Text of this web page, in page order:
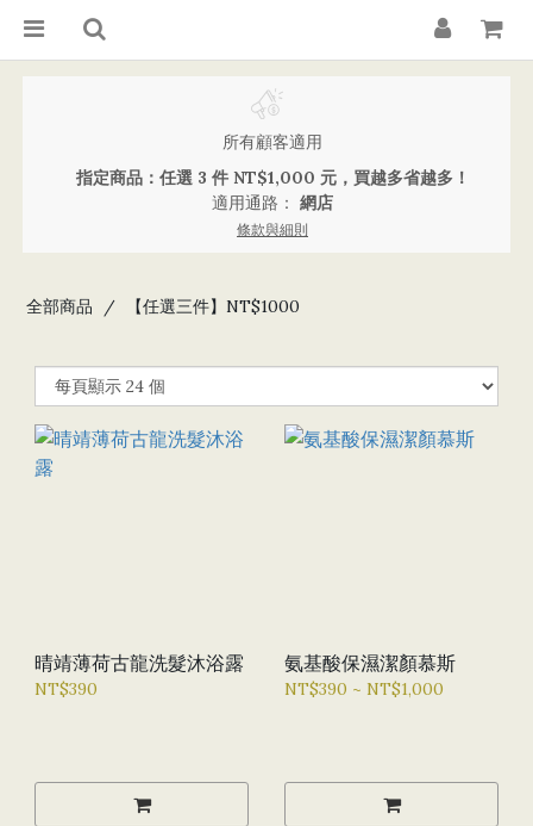
所有顧客適用
指定商品：任選 3 件 NT$1,000 元，買越多省越多！
適用通路： 網店
條款與細則
全部商品 【任選三件】NT$1000
晴靖薄荷古龍洗髮沐浴露
NT$390
氨基酸保濕潔顏慕斯
NT$390 ~ NT$1,000